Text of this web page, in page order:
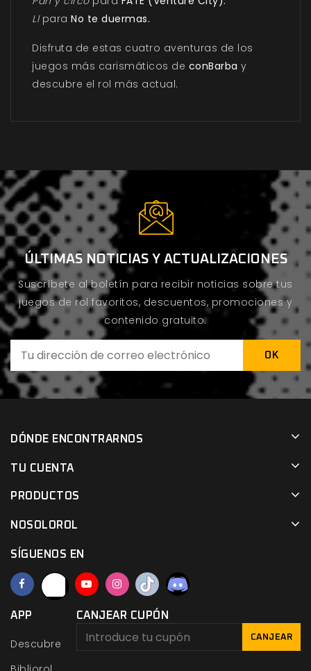
Llpara No te duermas.
Disfruta de estas cuatro aventuras de los
juegos más carismáticos de conBarba y
descubre el rol más actual.
ÚLTIMAS NOTICIAS Y ACTUALIZACIONES
Suscríbete al boletín para recibir noticias sobre tus
juegos de rol favoritos, descuentos, promociones y
contenido gratuito.
DÓNDE ENCONTRARNOS
TU CUENTA
PRODUCTOS
NOSOLOROL
SÍGUENOS EN
APP
Descubre
CANJEAR CUPÓN
CANJEAR